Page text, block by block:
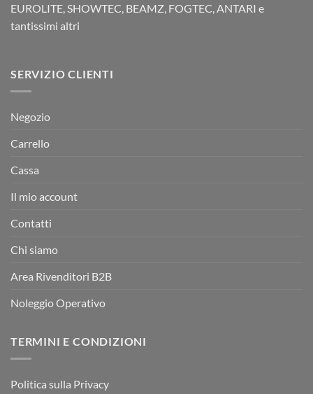
EUROLITE, SHOWTEC, BEAMZ, FOGTEC, ANTARI e
tantissimi altri
SERVIZIO CLIENTI
Negozio
Carrello
Cassa
Il mio account
Contatti
Chi siamo
Area Rivenditori B2B
Noleggio Operativo
TERMINI E CONDIZIONI
Politica sulla Privacy